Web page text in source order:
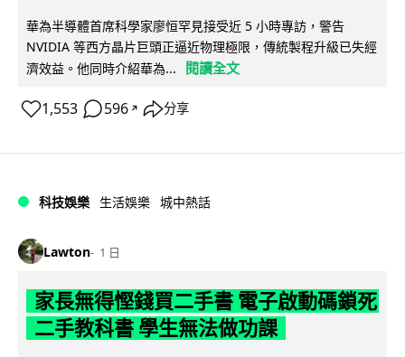
華為半導體首席科學家廖恒罕見接受近 5 小時專訪，警告
NVIDIA 等西方晶片巨頭正逼近物理極限，傳統製程升級已失經
濟效益。他同時介紹華為...
閱讀全文
1,553 596 ↗ 分享
科技娛樂 生活娛樂 城中熱話
Lawton 1 日
家長無得慳錢買二手書 電子啟動碼鎖死
二手教科書 學生無法做功課